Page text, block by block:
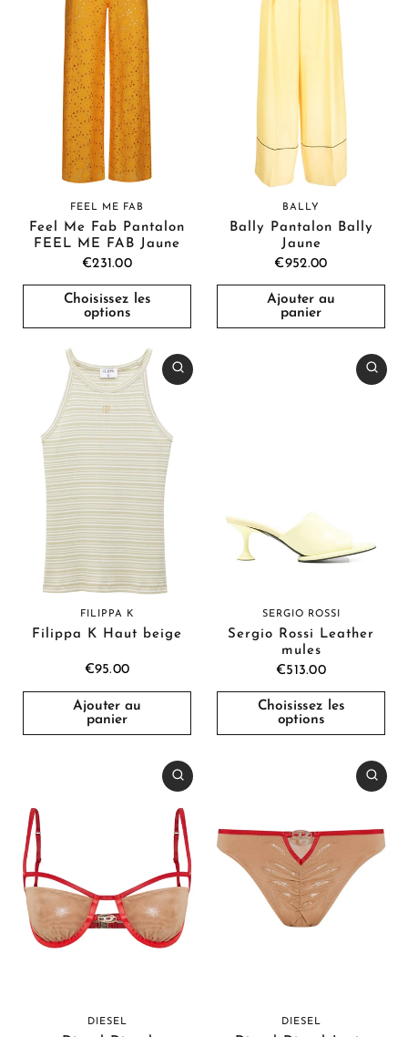
FEEL ME FAB
Feel Me Fab Pantalon
FEEL ME FAB Jaune
€231.00
Choisissez les
options
BALLY
Bally Pantalon Bally
Jaune
€952.00
Ajouter au
panier
FILIPPA K
Filippa K Haut beige
€95.00
Ajouter au
panier
SERGIO ROSSI
Sergio Rossi Leather
mules
€513.00
Choisissez les
options
DIESEL DIESEL